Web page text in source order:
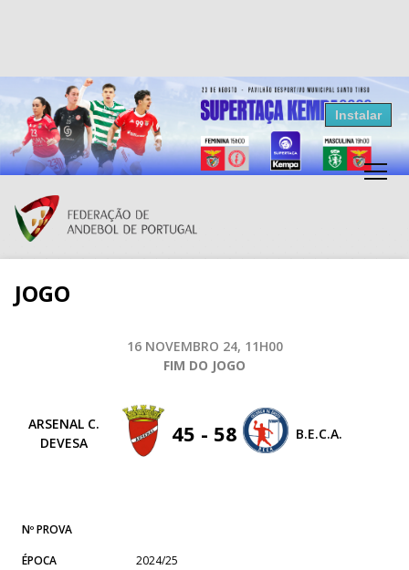
Resultados Andebol
Federação de Andebol de Portugal
Grátis - Disponivel na Play Store
Instalar
JOGO
16 NOVEMBRO 24, 11H00
FIM DO JOGO
ARSENAL C.
DEVESA
45 - 58 B.E.C.A.
Nº PROVA
ÉPOCA
2024/25